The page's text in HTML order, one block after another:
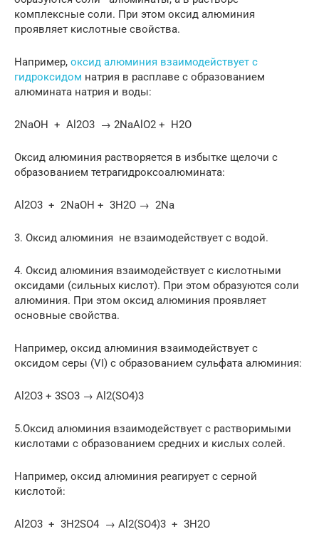
комплексные соли. При этом оксид алюминия
проявляет кислотные свойства.
Например, оксид алюминия взаимодействует с
гидроксидом натрия в расплаве с образованием
алюмината натрия и воды:
2NaOH + Al2O3 → 2NaAlO2 + H2O
Оксид алюминия растворяется в избытке щелочи с
образованием тетрагидроксоалюмината:
Al2O3 + 2NaOH + 3H2O → 2Na
3. Оксид алюминия не взаимодействует с водой.
4. Оксид алюминия взаимодействует с кислотными
оксидами (сильных кислот). При этом образуются соли
алюминия. При этом оксид алюминия проявляет
основные свойства.
Например, оксид алюминия взаимодействует с
оксидом серы (VI) с образованием сульфата алюминия:
Al2O3 + 3SO3 → Al2(SO4)3
5.Оксид алюминия взаимодействует с растворимыми
кислотами с образованием средних и кислых солей.
Например, оксид алюминия реагирует с серной
кислотой:
Al2O3 + 3H2SO4 → Al2(SO4)3 + 3H2O